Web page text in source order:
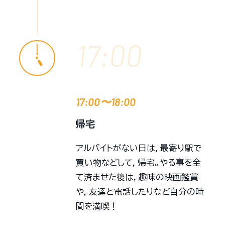
17:00
17:00〜18:00
帰宅
アルバイトがない日は，最寄り駅で
買い物などして，帰宅。やる事を全
て済ませた後は，趣味の映画鑑賞
や，友達と電話したりなど自分の時
間を満喫！